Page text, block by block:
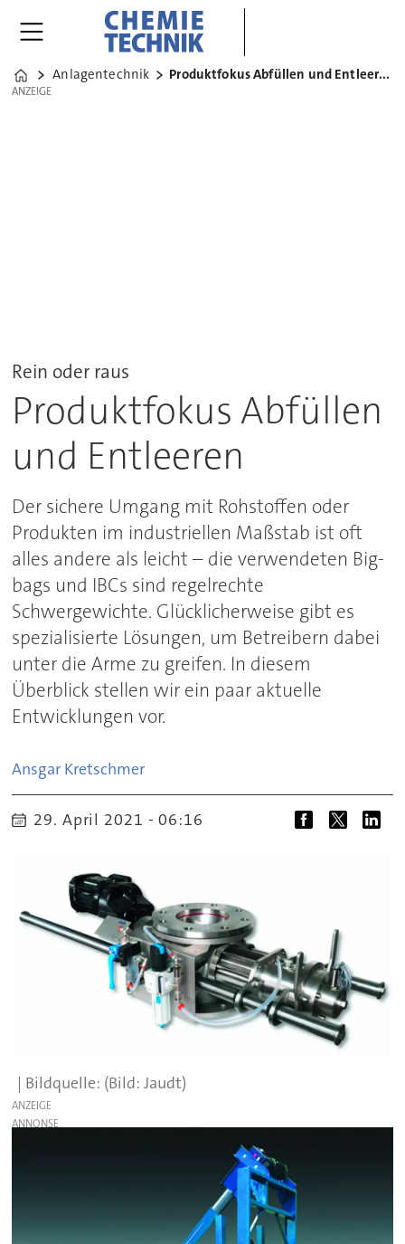
Home
Anlagentechnik Produktfokus Abfüllen und Entleeren
ANZEIGE
ANZEIGE
Rein oder raus
Produktfokus Abfüllen
und Entleeren
Der sichere Umgang mit Rohstoffen oder
Produkten im industriellen Maßstab ist oft
alles andere als leicht – die verwendeten Big-
bags und IBCs sind regelrechte
Schwergewichte. Glücklicherweise gibt es
spezialisierte Lösungen, um Betreibern dabei
unter die Arme zu greifen. In diesem
Überblick stellen wir ein paar aktuelle
Entwicklungen vor.
Ansgar Kretschmer
29. April 2021 - 06:16
(Bild: Jaudt)
ANZEIGE